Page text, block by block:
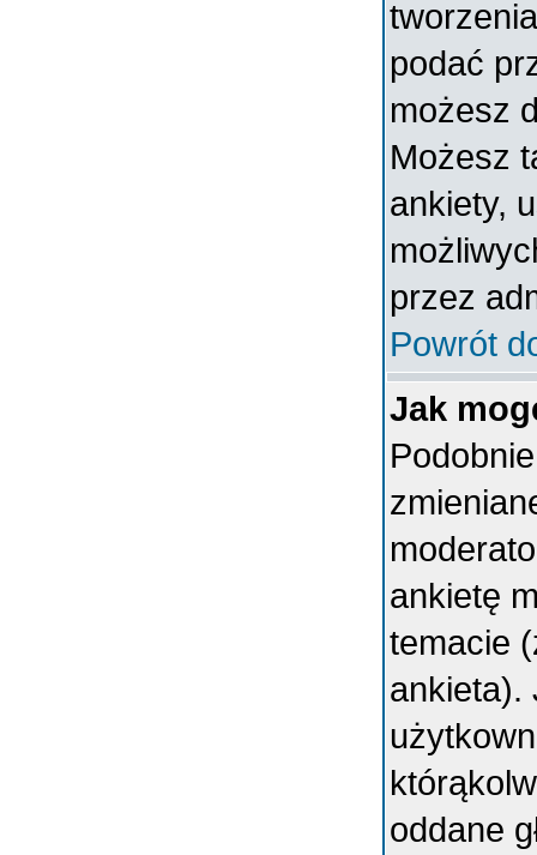
podać
możesz
Możesz
ankiety,
przez
Powrót
Jak
ankietę
temacie
ankieta).
oddane